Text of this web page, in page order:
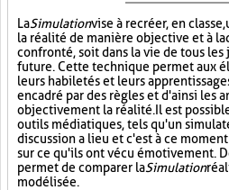
LaSimulationvise à recréer, en
la réalité de manière objective et à
confronté, soit dans la vie de tous les
future. Cette technique permet aux
leurs habiletés et leurs
encadré par des règles et d'ainsi les
objectivement la réalité. Il est
outils médiatiques, tels qu'un
discussion a lieu et c'est à ce
sur ce qu'ils ont vécu émotivement.
permet de comparer laSimulation
modélisée.